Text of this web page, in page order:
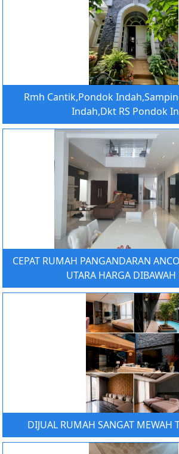
Rmh Cantik,Pondok
Indah,Dkt RS Pondok
CEPAT RUMAH PANGANDARAN
UTARA HARGA DIBAWAH
DIJUAL RUMAH SANGAT MEWAH